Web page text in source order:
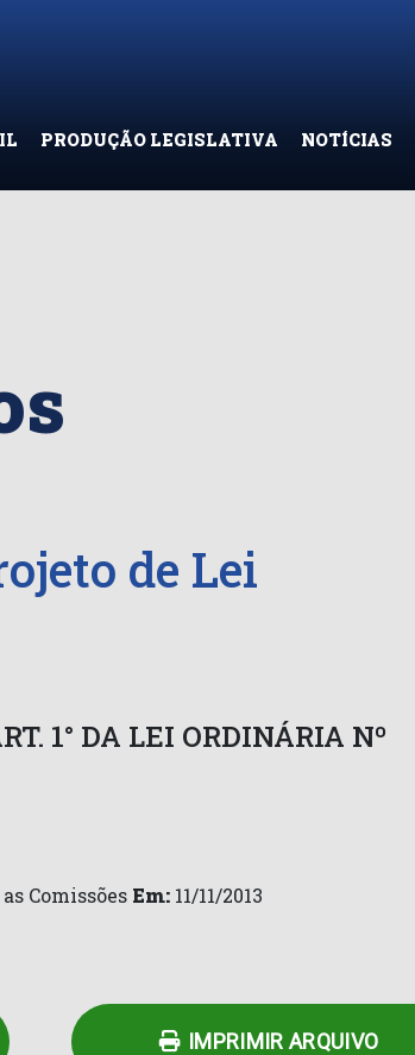
PRODUÇÃO LEGISLATIVA NOTÍCIAS
de Lei
1° DA LEI ORDINÁRIA Nº
Comissões Em: 11/11/2013
IMPRIMIR ARQUIVO